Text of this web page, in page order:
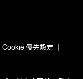
Cookie 優先設定